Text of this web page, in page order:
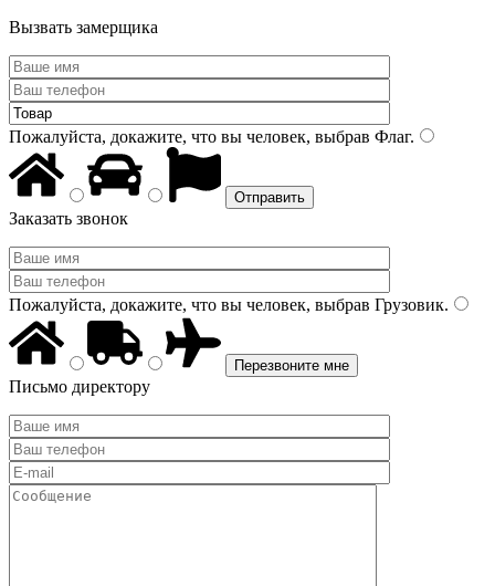
Вызвать замерщика
Пожалуйста, докажите, что вы человек, выбрав Флаг.
Заказать звонок
Пожалуйста, докажите, что вы человек, выбрав Грузовик.
Письмо директору